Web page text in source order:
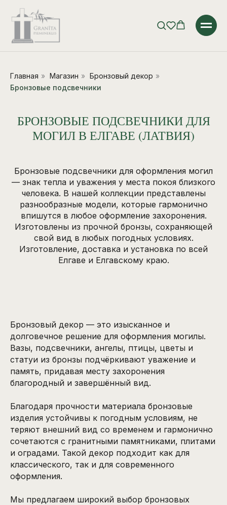
Главная » Магазин » Бронзовый декор »
Бронзовые подсвечники
БРОНЗОВЫЕ ПОДСВЕЧНИКИ ДЛЯ
МОГИЛ В ЕЛГАВЕ (ЛАТВИЯ)
Бронзовые подсвечники для оформления могил
— знак тепла и уважения у места покоя близкого
человека. В нашей коллекции представлены
разнообразные модели, которые гармонично
впишутся в любое оформление захоронения.
Изготовлены из прочной бронзы, сохраняющей
свой вид в любых погодных условиях.
Изготовление, доставка и установка по всей
Елгаве и Елгавскому краю.
Бронзовый декор — это изысканное и
долговечное решение для оформления могилы.
Вазы, подсвечники, ангелы, птицы, цветы и
статуи из бронзы подчёркивают уважение и
память, придавая месту захоронения
благородный и завершённый вид.
Благодаря прочности материала бронзовые
изделия устойчивы к погодным условиям, не
теряют внешний вид со временем и гармонично
сочетаются с гранитными памятниками, плитами
и оградами. Такой декор подходит как для
классического, так и для современного
оформления.
Мы предлагаем широкий выбор бронзовых